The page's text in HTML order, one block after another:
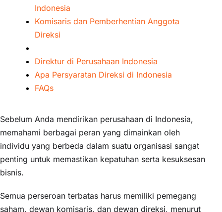
Indonesia
Komisaris dan Pemberhentian Anggota
Direksi
Direktur di Perusahaan Indonesia
Apa Persyaratan Direksi di Indonesia
FAQs
Sebelum Anda mendirikan perusahaan di Indonesia,
memahami berbagai peran yang dimainkan oleh
individu yang berbeda dalam suatu organisasi sangat
penting untuk memastikan kepatuhan serta kesuksesan
bisnis.
Semua perseroan terbatas harus memiliki pemegang
saham, dewan komisaris, dan dewan direksi, menurut